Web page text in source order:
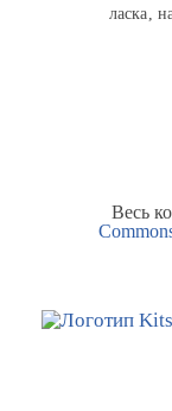
ласка,
Весь